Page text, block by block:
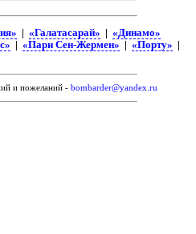
| «Галатасарай» | «Динамо»
| «Пари Сен-Жермен» | «Порту» |
и пожеланий - bombarder@yandex.ru